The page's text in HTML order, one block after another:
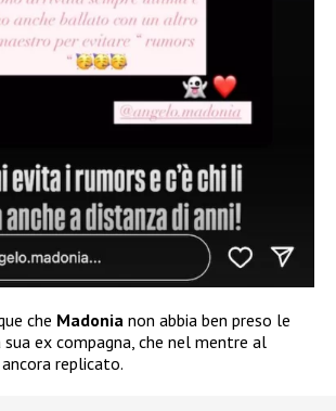
che Madonia non abbia ben preso le
ex compagna, che nel mentre al
replicato.